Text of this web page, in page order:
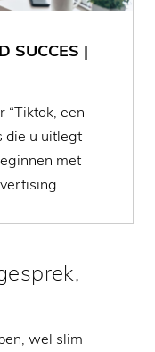
SUCCES |
“Tiktok, een
die u uitlegt
met
wel slim